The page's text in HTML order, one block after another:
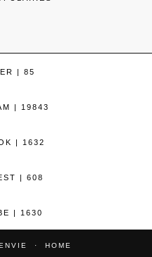
| 85
| 19843
| 1632
| 608
| 1630
HOME